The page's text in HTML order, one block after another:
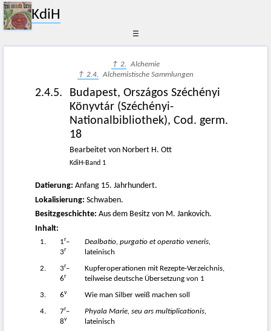
KdiH
☰
↑ 2. Alchemie
↑ 2.4. Alchemistische Sammlungen
2.4.5.
Budapest, Országos Széchényi
Könyvtár (Széchényi-
Nationalbibliothek), Cod. germ.
18
Bearbeitet von Norbert H. Ott
KdiH-Band 1
Datierung: Anfang 15. Jahrhundert.
Lokalisierung: Schwaben.
Besitzgeschichte: Aus dem Besitz von M. Jankovich.
Inhalt:
1. 1r–
3r
Dealbatio, purgatio et operatio veneris,
lateinisch
2. 3r–
6r
Kupferoperationen mit Rezepte-Verzeichnis,
teilweise deutsche Übersetzung von 1
3. 6v Wie man Silber weiß machen soll
4. 7r–
8v
Phyala Marie, seu ars multiplicationis,
lateinisch